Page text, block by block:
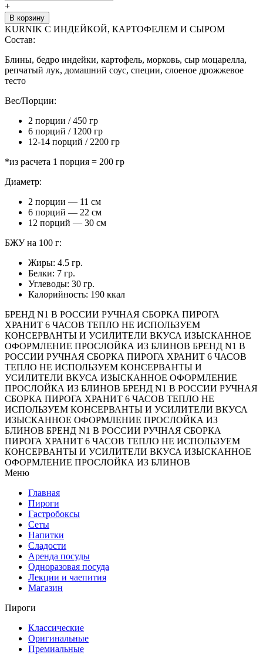
+
В корзину
KURNIK С ИНДЕЙКОЙ, КАРТОФЕЛЕМ И СЫРОМ
Состав:
Блины, бедро индейки, картофель, морковь, сыр моцарелла,
репчатый лук, домашний соус, специи, слоеное дрожжевое
тесто
Вес/Порции:
2 порции / 450 гр
6 порций / 1200 гр
12-14 порций / 2200 гр
*из расчета 1 порция = 200 гр
Диаметр:
2 порции — 11 см
6 порций — 22 см
12 порций — 30 см
БЖУ на 100 г:
Жиры: 4.5 гр.
Белки: 7 гр.
Углеводы: 30 гр.
Калорийность: 190 ккал
БРЕНД N1 В РОССИИ РУЧНАЯ СБОРКА ПИРОГА
ХРАНИТ 6 ЧАСОВ ТЕПЛО НЕ ИСПОЛЬЗУЕМ
КОНСЕРВАНТЫ И УСИЛИТЕЛИ ВКУСА ИЗЫСКАННОЕ
ОФОРМЛЕНИЕ ПРОСЛОЙКА ИЗ БЛИНОВ БРЕНД N1 В
РОССИИ РУЧНАЯ СБОРКА ПИРОГА ХРАНИТ 6 ЧАСОВ
ТЕПЛО НЕ ИСПОЛЬЗУЕМ КОНСЕРВАНТЫ И
УСИЛИТЕЛИ ВКУСА ИЗЫСКАННОЕ ОФОРМЛЕНИЕ
ПРОСЛОЙКА ИЗ БЛИНОВ БРЕНД N1 В РОССИИ РУЧНАЯ
СБОРКА ПИРОГА ХРАНИТ 6 ЧАСОВ ТЕПЛО НЕ
ИСПОЛЬЗУЕМ КОНСЕРВАНТЫ И УСИЛИТЕЛИ ВКУСА
ИЗЫСКАННОЕ ОФОРМЛЕНИЕ ПРОСЛОЙКА ИЗ
БЛИНОВ БРЕНД N1 В РОССИИ РУЧНАЯ СБОРКА
ПИРОГА ХРАНИТ 6 ЧАСОВ ТЕПЛО НЕ ИСПОЛЬЗУЕМ
КОНСЕРВАНТЫ И УСИЛИТЕЛИ ВКУСА ИЗЫСКАННОЕ
ОФОРМЛЕНИЕ ПРОСЛОЙКА ИЗ БЛИНОВ
Меню
Главная
Пироги
Гастробоксы
Сеты
Напитки
Сладости
Аренда посуды
Одноразовая посуда
Лекции и чаепития
Магазин
Пироги
Классические
Оригинальные
Премиальные